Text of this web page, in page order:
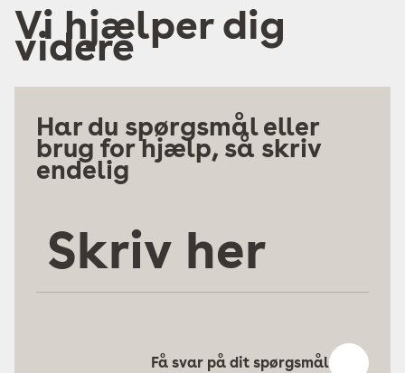
Vi hjælper dig
videre
Har du spørgsmål eller
brug for hjælp, så skriv
endelig
her
Få svar på dit spørgsmål